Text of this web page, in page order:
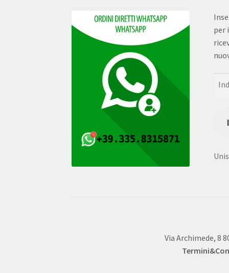
per
Via Archimede, 8